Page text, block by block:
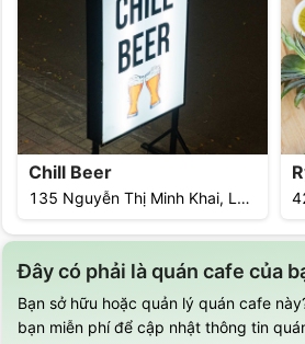
Chill Beer
135 Nguyễn Thị Minh Khai, Long Khánh, Đồng Nai
Đây có phải là quán cafe của
Bạn sở hữu hoặc quản lý quán cafe
bạn miễn phí để cập nhật thông tin